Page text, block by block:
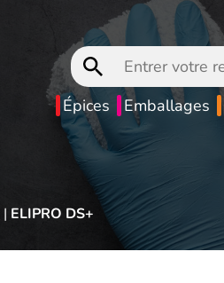
Épices Emballages
| ELIPRO DS+